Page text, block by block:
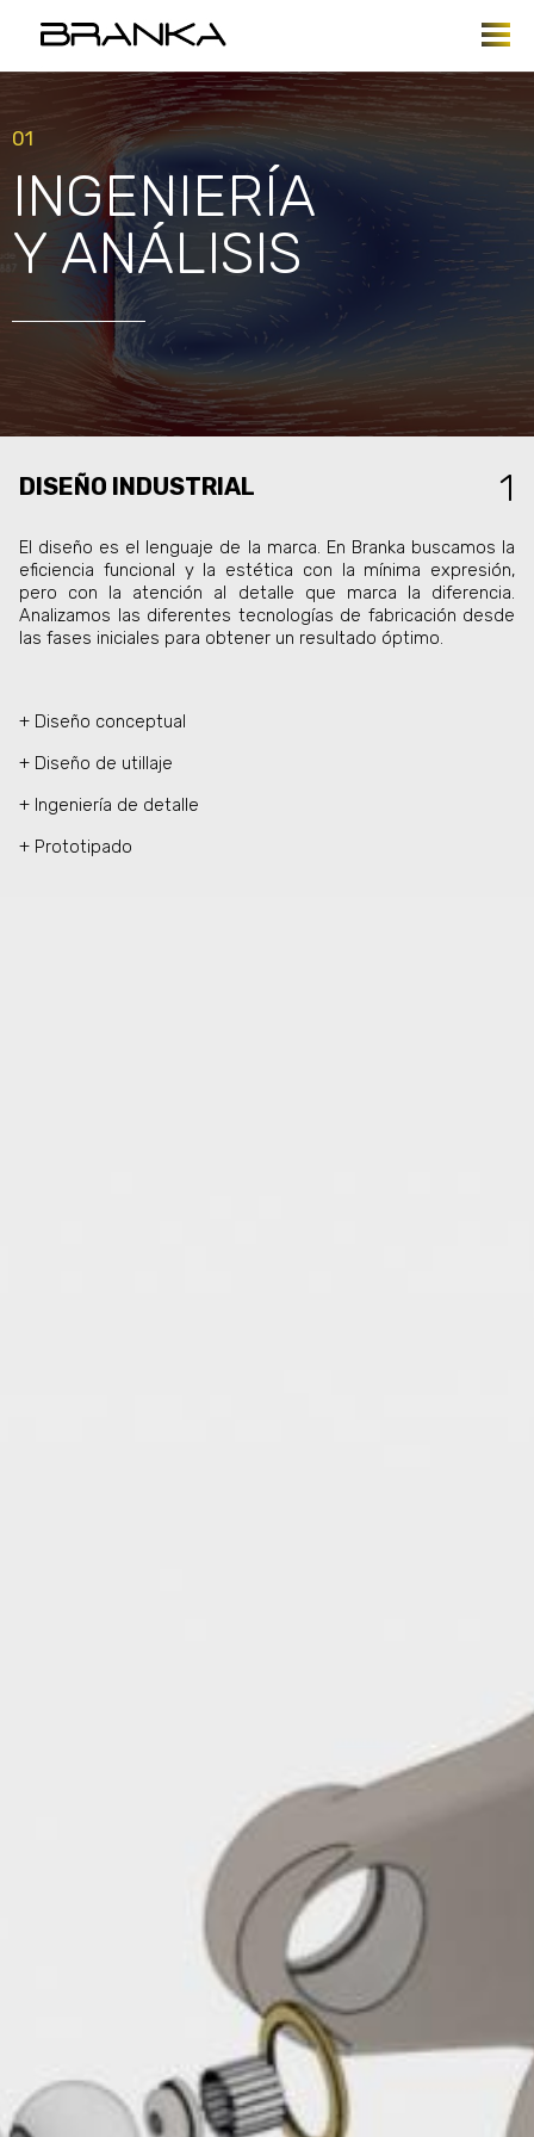
01
INGENIERÍA
Y ANÁLISIS
DISEÑO INDUSTRIAL
El diseño es el lenguaje de la marca. En Branka buscamos la
eficiencia funcional y la estética con la mínima expresión,
pero con la atención al detalle que marca la diferencia.
Analizamos las diferentes tecnologías de fabricación desde
las fases iniciales para obtener un resultado óptimo.
+ Diseño conceptual
+ Diseño de utillaje
+ Ingeniería de detalle
+ Prototipado